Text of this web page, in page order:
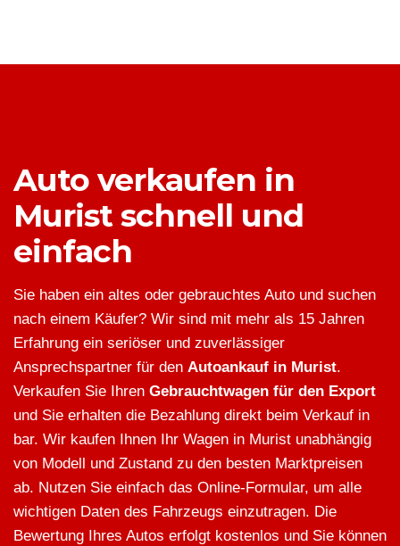
Auto verkaufen in
Murist schnell und
einfach
Sie haben ein altes oder gebrauchtes Auto und suchen
nach einem Käufer? Wir sind mit mehr als 15 Jahren
Erfahrung ein seriöser und zuverlässiger
Ansprechspartner für den Autoankauf in Murist.
Verkaufen Sie Ihren Gebrauchtwagen für den Export
und Sie erhalten die Bezahlung direkt beim Verkauf in
bar. Wir kaufen Ihnen Ihr Wagen in Murist unabhängig
von Modell und Zustand zu den besten Marktpreisen
ab. Nutzen Sie einfach das Online-Formular, um alle
wichtigen Daten des Fahrzeugs einzutragen. Die
Bewertung Ihres Autos erfolgt kostenlos und Sie können